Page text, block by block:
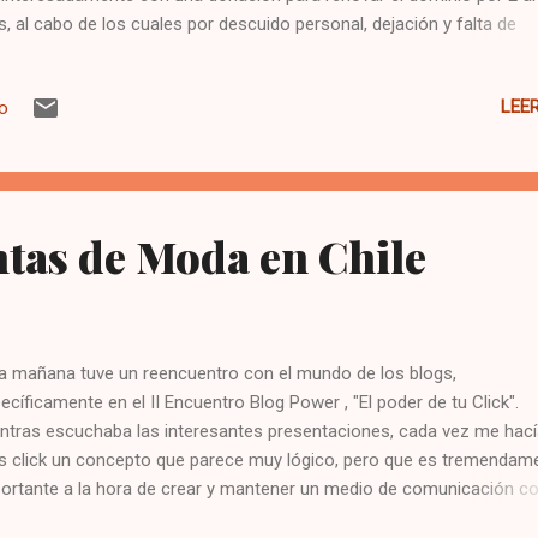
al cabo de los cuales por descuido personal, dejación y falta de
canceló la renovación y me ganó. Yo no quise entrar en
el nombre, sino más bien los contenidos e ideas que se
Quizás la marca se pudo instalar en el colectivo de sus
visitantes, pero no pienso hacer nada por recuperar el nic. Si
lucrar con el nombre, que lo haga, y si le quieren dar mejor uso,
de Moda en Chile
mañana tuve un reencuentro con el mundo de los blogs,
en el II Encuentro Blog Power , "El poder de tu Click".
escuchaba las interesantes presentaciones, cada vez me
click un concepto que parece muy lógico, pero que es
a la hora de crear y mantener un medio de comunicación